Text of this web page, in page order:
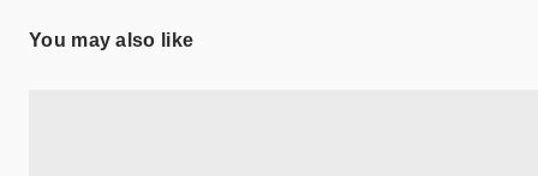
You may also like